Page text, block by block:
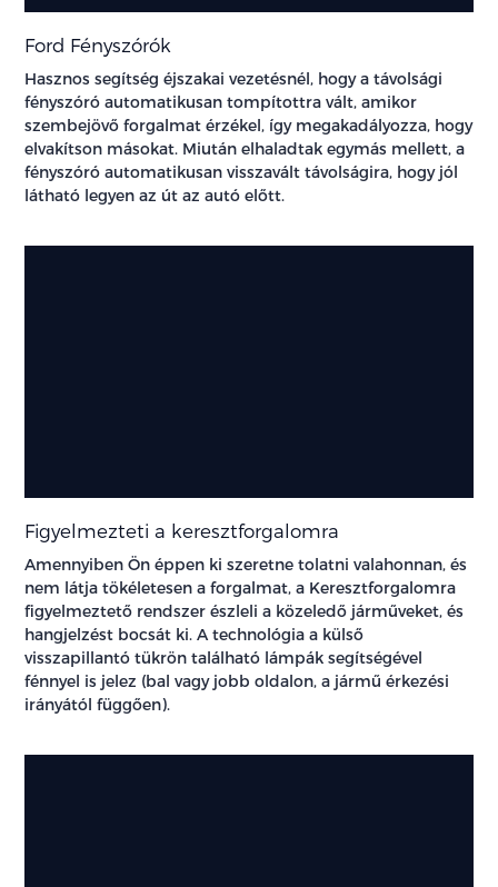
Ford Fényszórók
Hasznos segítség éjszakai vezetésnél, hogy a távolsági
fényszóró automatikusan tompítottra vált, amikor
szembejövő forgalmat érzékel, így megakadályozza, hogy
elvakítson másokat. Miután elhaladtak egymás mellett, a
fényszóró automatikusan visszavált távolságira, hogy jól
látható legyen az út az autó előtt.
Figyelmezteti a keresztforgalomra
Amennyiben Ön éppen ki szeretne tolatni valahonnan, és
nem látja tökéletesen a forgalmat, a Keresztforgalomra
figyelmeztető rendszer észleli a közeledő járműveket, és
hangjelzést bocsát ki. A technológia a külső
visszapillantó tükrön található lámpák segítségével
fénnyel is jelez (bal vagy jobb oldalon, a jármű érkezési
irányától függően).